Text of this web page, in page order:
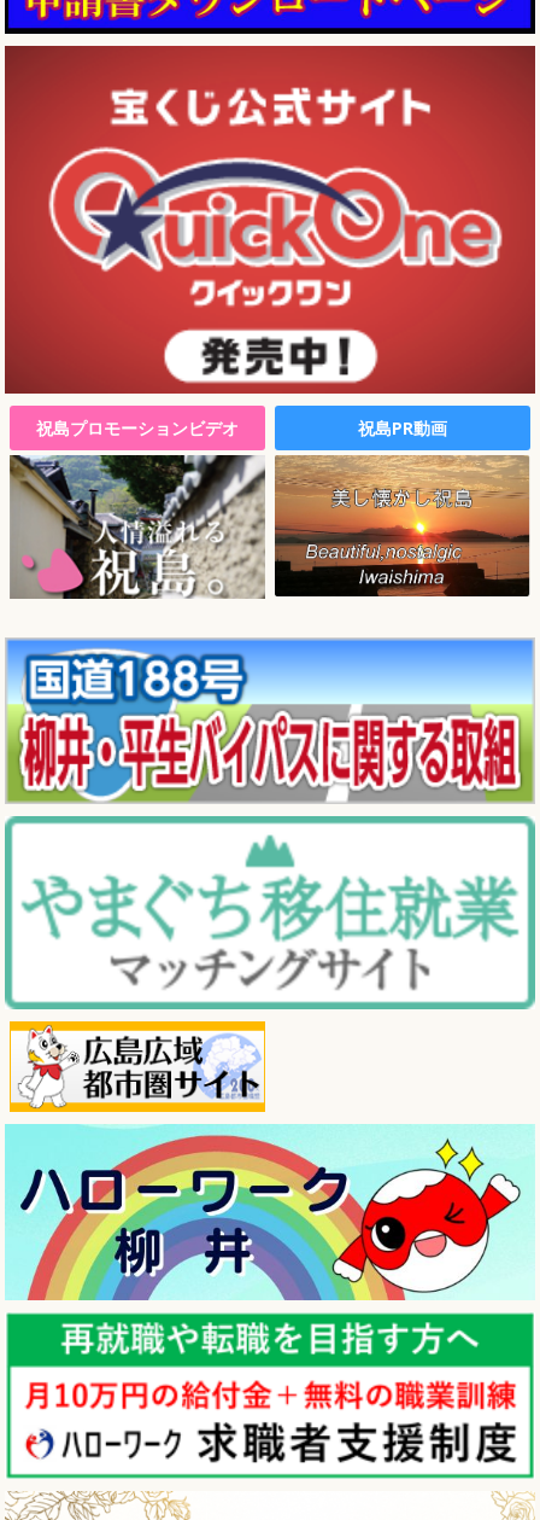
祝島プロモーションビデオ 祝島PR動画